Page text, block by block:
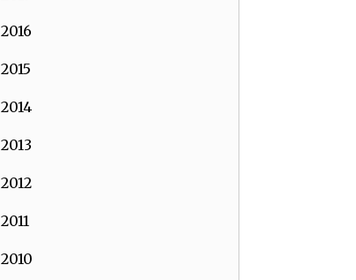
2016
2015
2014
2013
2012
2011
2010